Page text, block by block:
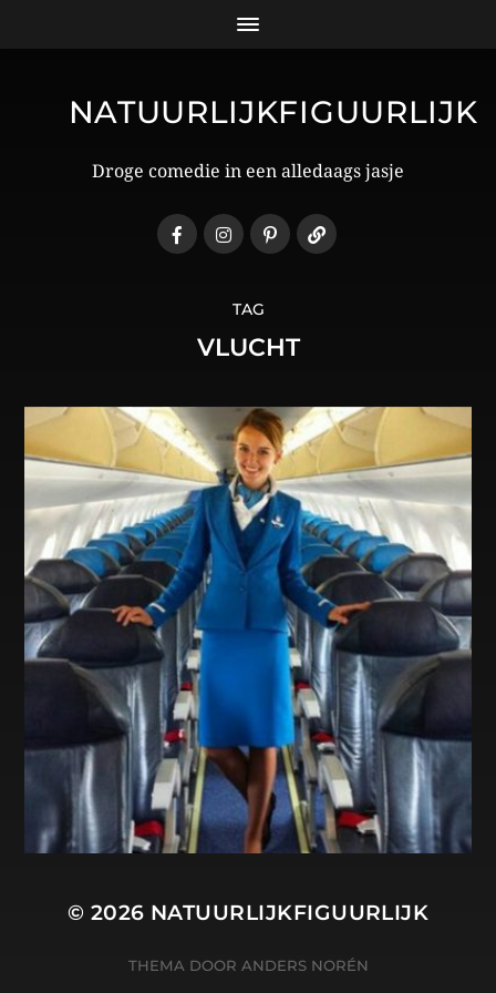
NATUURLIJKFIGUURLIJK
Droge comedie in een alledaags jasje
TAG
VLUCHT
© 2026 NATUURLIJKFIGUURLIJK
THEMA DOOR ANDERS NORÉN